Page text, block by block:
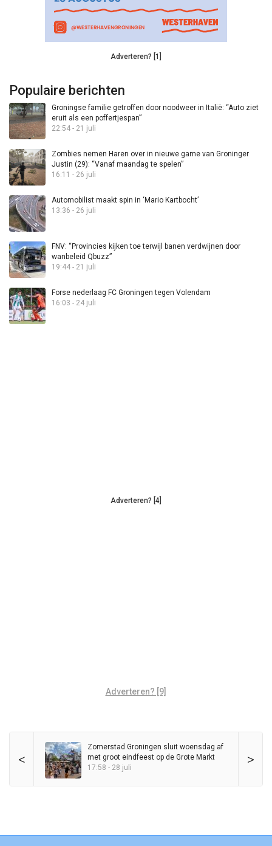
Adverteren? [1]
Populaire berichten
Groningse familie getroffen door noodweer in Italië: “Auto ziet
eruit als een poffertjespan”
22:54 - 21 juli
Zombies nemen Haren over in nieuwe game van Groninger
Justin (29): “Vanaf maandag te spelen”
16:11 - 26 juli
Automobilist maakt spin in ‘Mario Kartbocht’
13:36 - 26 juli
FNV: “Provincies kijken toe terwijl banen verdwijnen door
wanbeleid Qbuzz”
19:44 - 21 juli
Forse nederlaag FC Groningen tegen Volendam
16:03 - 24 juli
Adverteren? [4]
Adverteren? [9]
< >
Zomerstad Groningen sluit woensdag af
met groot eindfeest op de Grote Markt
17:58 - 28 juli